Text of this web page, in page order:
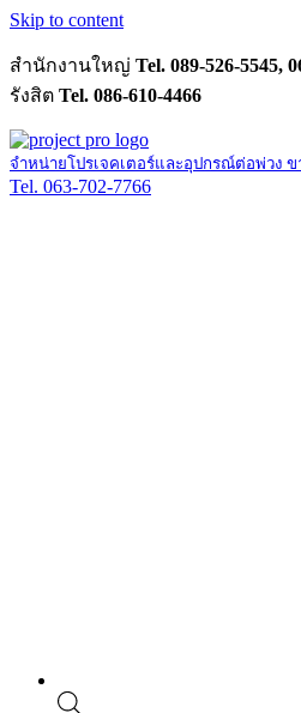
Skip to content
สำนักงานใหญ่ Tel. 089-526-5545,
รังสิต Tel. 086-610-4466
จำหน่ายโปรเจคเตอร์และอุปกรณ์ต่อพ่วง ข
Tel. 063-702-7766